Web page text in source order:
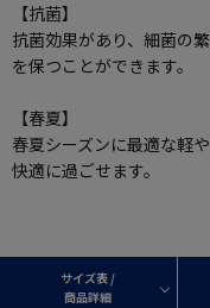
【抗菌】
抗菌効果があり、細菌の
を保つことができます。
【春夏】
春夏シーズンに最適な軽
快適に過ごせます。
サイズ表 /
商品詳細